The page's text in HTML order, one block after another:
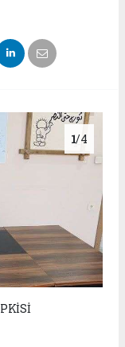
1/4